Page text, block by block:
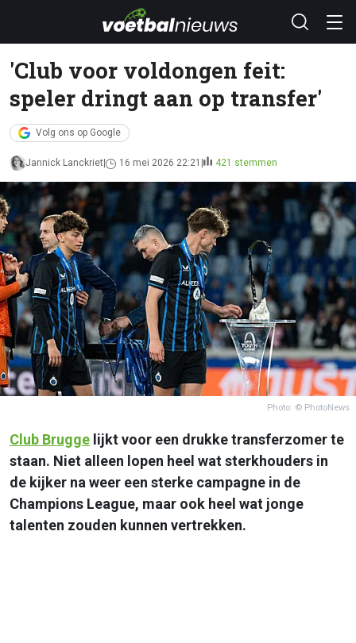
'Club voor voldongen feit:
speler dringt aan op transfer'
Volg ons op Google
Jannick Lanckriet 16 mei 2026 22:21 421 stemmen
Photo: © PhotoNews
Club Brugge lijkt voor een drukke transferzomer te
staan. Niet alleen lopen heel wat sterkhouders in
de kijker na weer een sterke campagne in de
Champions League, maar ook heel wat jonge
talenten zouden kunnen vertrekken.